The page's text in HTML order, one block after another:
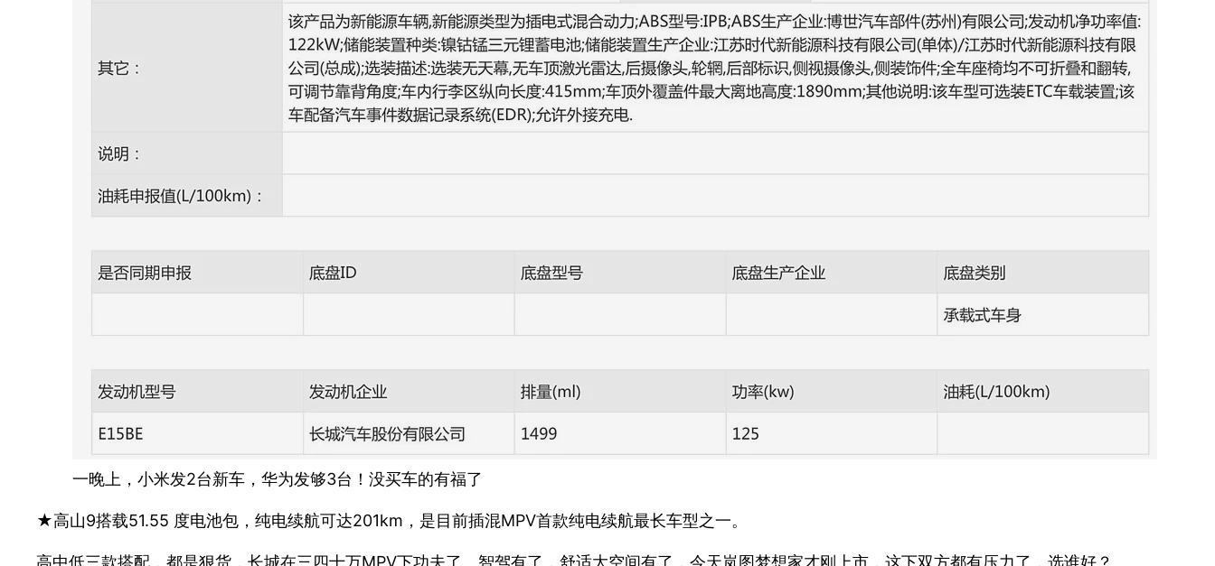
一晚上，小米发2台新车，华为发够3台！没买车的有福了
★高山9搭载51.55 度电池包，纯电续航可达201km，是目前插混MPV首款纯电续航最长车型之一。
高中低三款搭配，都是狠货，长城在三四十万MPV下功夫了。智驾有了，舒适大空间有了，今天岚图梦想家才刚上市，这下双方都有压力了，选谁好？